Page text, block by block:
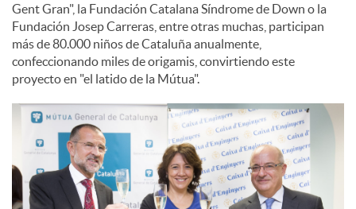
Gent Gran", la Fundación Catalana Síndrome de Down o la
Fundación Josep Carreras, entre otras muchas, participan
más de 80.000 niños de Cataluña anualmente,
confeccionando miles de origamis, convirtiendo este
proyecto en "el latido de la Mútua".